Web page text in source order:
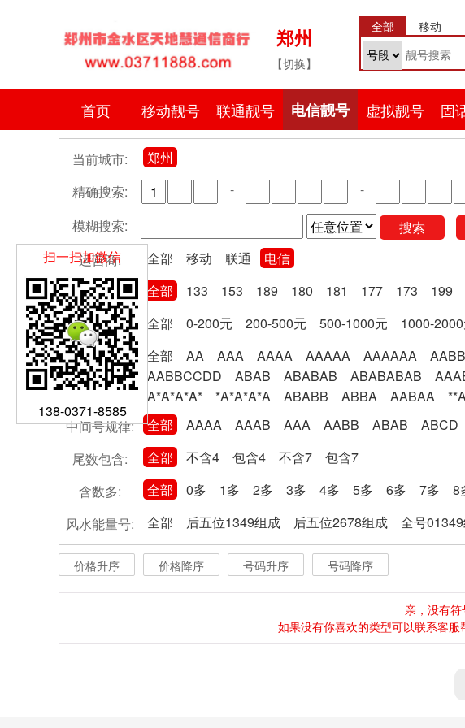
郑州
【切换】
全部 移动
首页 移动靓号 联通靓号 电信靓号 虚拟靓号 固
当前城市:
郑州
精确搜索:
- -
模糊搜索:
搜索
运营商:
全部 移动 联通
电信
号段分类:
全部 133 153 189 180 181 177 173 199
卡费区间:
全部 0-200元 200-500元 500-1000元 1000-
尾号规律:
全部 AA AAA AAAA AAAAA AAAAAA
AABBCCDD
ABAB ABABAB ABABABAB
A*A*A*A*
*A*A*A*A ABABB ABBA AABAA
中间号规律:
全部 AAAA AAAB AAA AABB ABAB ABCD
尾数包含:
全部 不含4 包含4 不含7
包含7
含数多:
全部 0多 1多 2多 3多 4多 5多 6多 7多 8
风水能量号:
全部 后五位1349组成 后五位2678组成 全号
价格升序 价格降序 号码升序 号码降序
亲，没有符
如果没有你喜欢的类型可以联系客
扫一扫加微信
138-0371-8585